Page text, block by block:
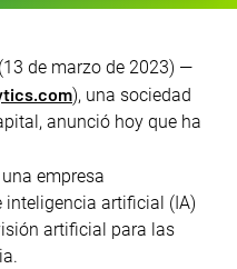
de marzo de 2023) —
), una sociedad
anunció hoy que ha
una empresa
inteligencia artificial (IA)
artificial para las